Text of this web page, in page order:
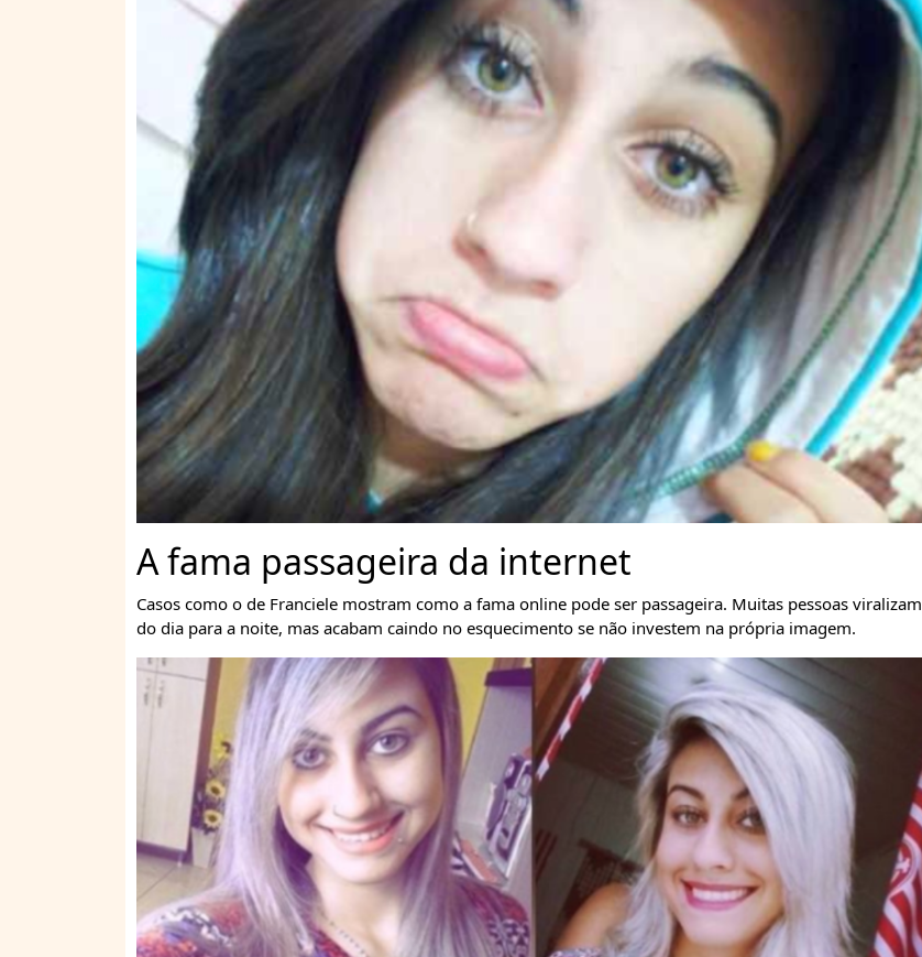
A fama passageira da internet
Casos como o de Franciele mostram como a fama online pode ser passageira. Muitas pessoas viralizam
do dia para a noite, mas acabam caindo no esquecimento se não investem na própria imagem.